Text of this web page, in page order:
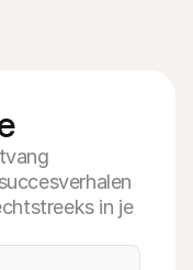
in je